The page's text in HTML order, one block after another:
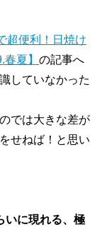
超便利！日焼け
夏】 の記事へ
していなかった
では大きな差が
せねば！と思い
いに現れる、極